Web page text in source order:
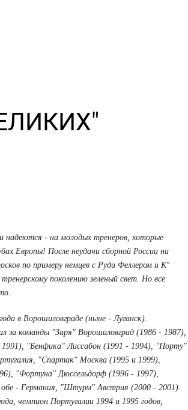
надеются - на молодых тренеров, которые
Европы! После неудачи сборной России на
по примеру немцев с Руди Феллером и К°
поколению зеленый свет. Но все
в Ворошиловграде (ныне - Луганск).
за команды "Заря" Ворошиловград (1986 - 1987),
"Бенфика" Лиссабон (1991 - 1994), "Порту"
"Спартак" Москва (1995 и 1999),
"Фортуна" Дюссельдорф (1996 - 1997),
- Германия, "Штурм" Австрия (2000 - 2001).
чемпион Португалии 1994 и 1995 годов,